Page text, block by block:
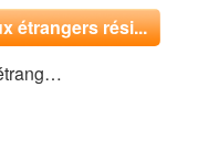
étrangers rési...
Wuhan